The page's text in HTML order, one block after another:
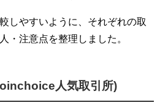
しやすいように、それぞれの取
・注意点を整理しました。
人気取引所)